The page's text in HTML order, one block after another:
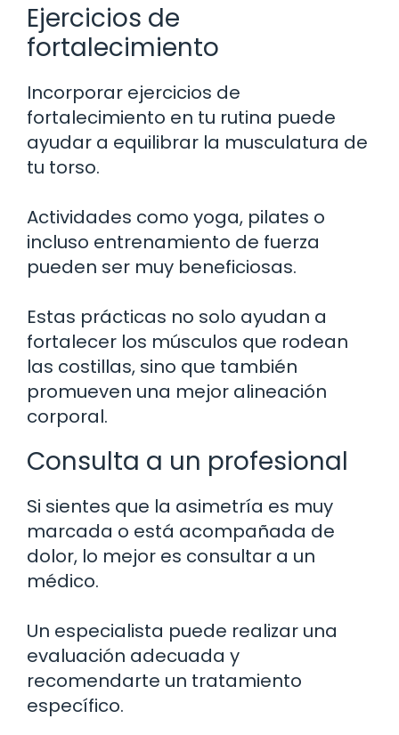
Ejercicios de
fortalecimiento
Incorporar ejercicios de
fortalecimiento en tu rutina puede
ayudar a equilibrar la musculatura de
tu torso.
Actividades como yoga, pilates o
incluso entrenamiento de fuerza
pueden ser muy beneficiosas.
Estas prácticas no solo ayudan a
fortalecer los músculos que rodean
las costillas, sino que también
promueven una mejor alineación
corporal.
Consulta a un profesional
Si sientes que la asimetría es muy
marcada o está acompañada de
dolor, lo mejor es consultar a un
médico.
Un especialista puede realizar una
evaluación adecuada y
recomendarte un tratamiento
específico.